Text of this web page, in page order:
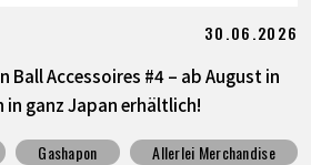
30.06.2026
Ball Accessoires #4 – ab August in
in ganz Japan erhältlich!
Gashapon Allerlei Merchandise